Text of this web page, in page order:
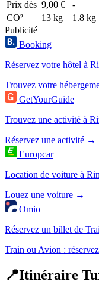
Prix dès 9,00 € -
CO²
13 kg 1.8 kg
Publicité
Booking
Réservez votre hôtel à
Trouvez votre
GetYourGuide
Trouvez une activité à
Réservez une activité →
Europcar
Location de voiture à
Louez une voiture →
Omio
Réservez un billet de
Train ou Avion :
📍Itinéraire